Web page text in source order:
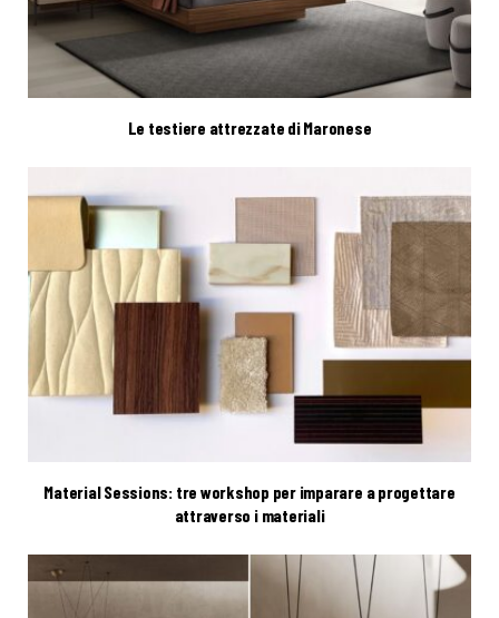
Le testiere attrezzate di Maronese
Material Sessions: tre workshop per imparare a progettare
attraverso i materiali